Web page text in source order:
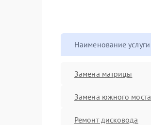
Наименование услуги
Замена матрицы
Замена южного моста
Ремонт дисковода